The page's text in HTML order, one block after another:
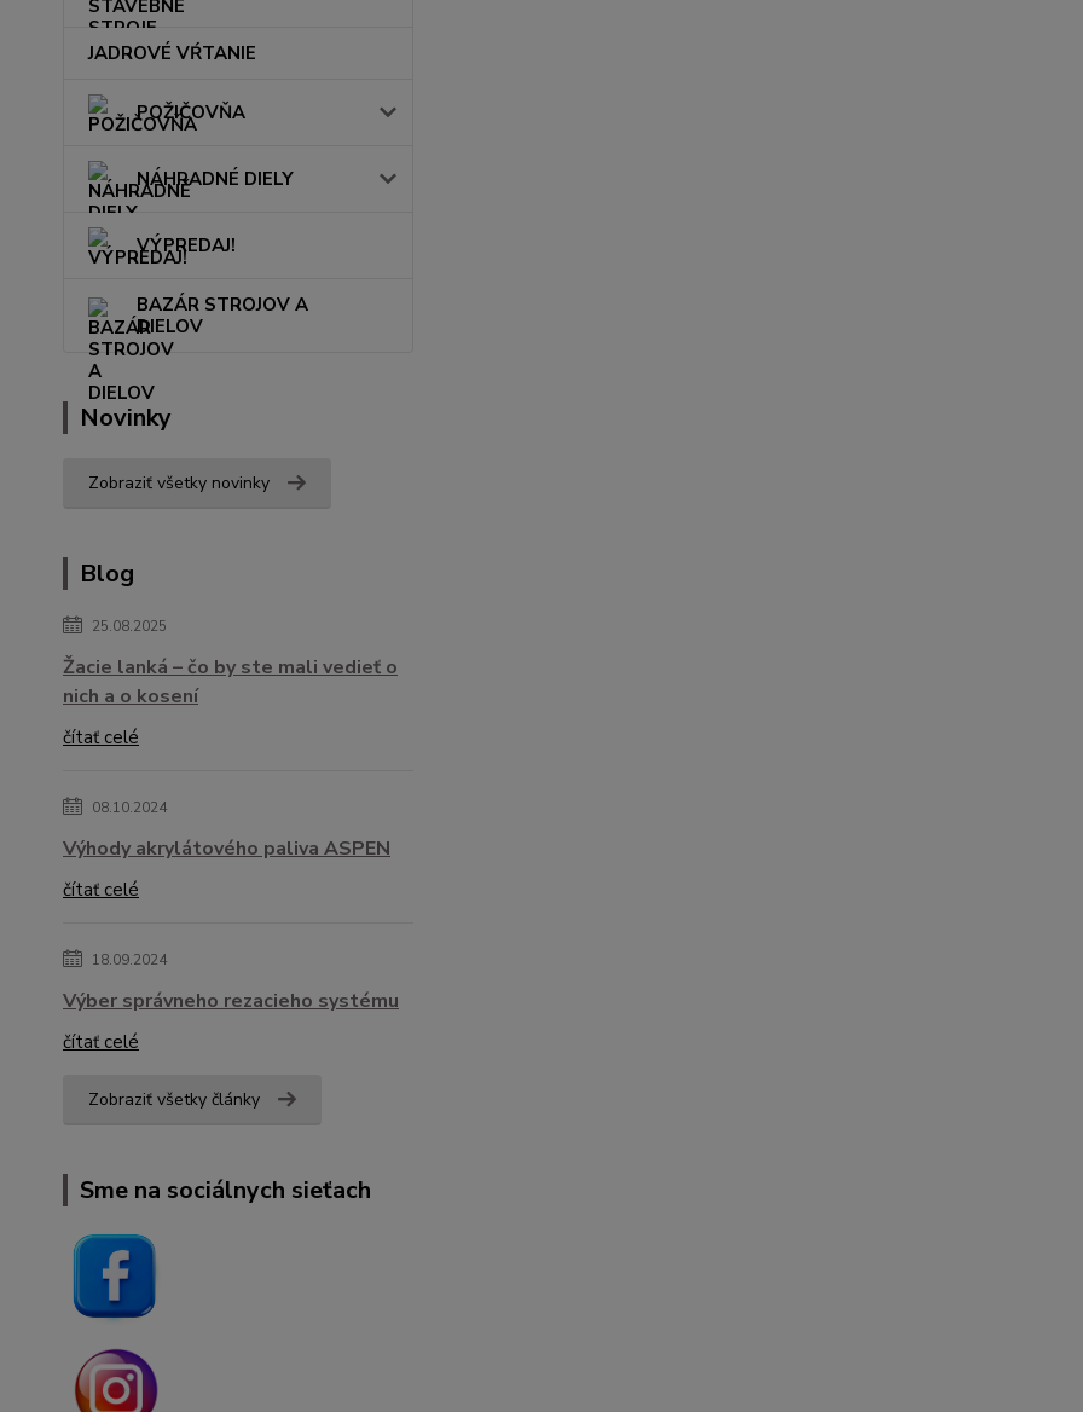
JADROVÉ VŔTANIE
POŽIČOVŇA
NÁHRADNÉ DIELY
VÝPREDAJ!
BAZÁR STROJOV A
DIELOV
Novinky
Zobraziť všetky novinky
Blog
25.08.2025
Žacie lanká – čo by ste mali vedieť o
nich a o kosení
čítať celé
08.10.2024
Výhody akrylátového paliva ASPEN
čítať celé
18.09.2024
Výber správneho rezacieho systému
čítať celé
Zobraziť všetky články
Sme na sociálnych sieťach